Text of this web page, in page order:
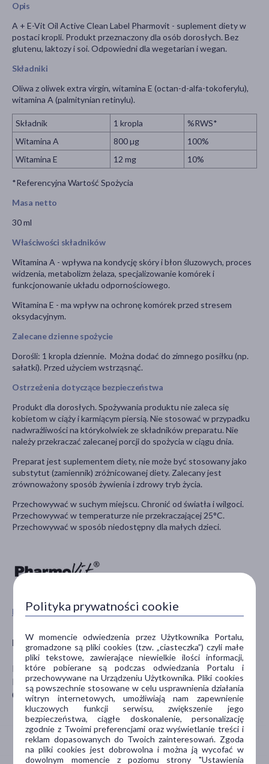
Pokaż wszystkie produkty PHARMOVIT
Producent
Pharmovit Dystrybucja Sp. z o. o.
Kostrograj 9D
09-400 Płock
Opis
A + E-Vit Oil Active Clean Label Pharmovit - suplement diety w
postaci kropli. Produkt przeznaczony dla osób dorosłych. Bez
glutenu, laktozy i soi. Odpowiedni dla wegetarian i wegan.
Składniki
Oliwa z oliwek extra virgin, witamina E (octan-d-alfa-tokoferylu),
witamina A (palmitynian retinylu).
Składnik 1 kropla
%RWS*
Witamina A
800 µg
100%
Witamina E
12 mg 10%
*Referencyjna Wartość Spożycia
Masa netto
30 ml
Właściwości składników
Witamina A - wpływa na kondycję skóry i błon śluzowych, proces
widzenia, metabolizm żelaza, specjalizowanie komórek i
funkcjonowanie układu odpornościowego.
Witamina E - ma wpływ na ochronę komórek przed stresem
oksydacyjnym.
Zalecane dzienne spożycie
Dorośli: 1 kropla dziennie. Można dodać do zimnego posiłku (np.
sałatki). Przed użyciem wstrząsnąć.
Ostrzeżenia dotyczące bezpieczeństwa
Produkt dla dorosłych. Spożywania produktu nie zaleca się
kobietom w ciąży i karmiącym piersią. Nie stosować w przypadku
nadwrażliwości na którykolwiek ze składników preparatu. Nie
należy przekraczać zalecanej porcji do spożycia w ciągu dnia.
Preparat jest suplementem diety, nie może być stosowany jako
substytut (zamiennik) zróżnicowanej diety. Zalecany jest
zrównoważony sposób żywienia i zdrowy tryb życia.
Przechowywać w suchym miejscu. Chronić od światła i wilgoci.
Przechowywać w temperaturze nie przekraczającej 25°C.
Przechowywać w sposób niedostępny dla małych dzieci.
Polityka prywatności cookie
W momencie odwiedzenia przez Użytkownika Portalu,
gromadzone są pliki cookies (tzw. „ciasteczka”) czyli małe
pliki tekstowe, zawierające niewielkie ilości informacji,
które pobierane są podczas odwiedzania Portalu i
przechowywane na Urządzeniu Użytkownika. Pliki cookies
są powszechnie stosowane w celu usprawnienia działania
witryn internetowych, umożliwiają nam zapewnienie
kluczowych funkcji serwisu, zwiększenie jego
bezpieczeństwa, ciągłe doskonalenie, personalizację
zgodnie z Twoimi preferencjami oraz wyświetlanie treści i
reklam dopasowanych do Twoich zainteresowań. Zgoda
na pliki cookies jest dobrowolna i można ją wycofać w
dowolnym momencie z poziomu strony "Ustawienia